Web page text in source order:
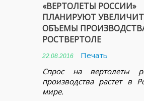
«ВЕРТОЛЕТЫ РОССИИ»
ПЛАНИРУЮТ
ОБЪЕМЫ
РОСТВЕРТОЛЕ
22.08.2016
Печать
Спрос на вертолеты
производства растет в
мире.